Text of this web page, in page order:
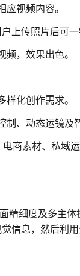
视频内容。
上传照片后可一
，效果出色。
化创作需求。
、动态运镜及
商素材、私域
精细度及多主
信息，然后利